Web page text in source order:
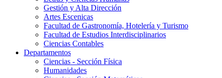
Gestión y Alta Dirección
Artes Escenicas
Facultad de Gastronomía, Hotelería y Turismo
Facultad de Estudios Interdisciplinarios
Ciencias Contables
Departamentos
Ciencias - Sección Física
Humanidades